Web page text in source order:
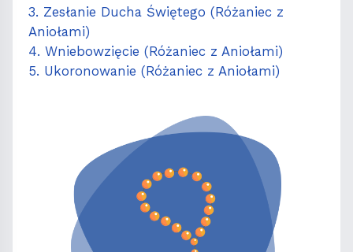
3. Zesłanie Ducha Świętego (Różaniec z
Aniołami)
4. Wniebowzięcie (Różaniec z Aniołami)
5. Ukoronowanie (Różaniec z Aniołami)